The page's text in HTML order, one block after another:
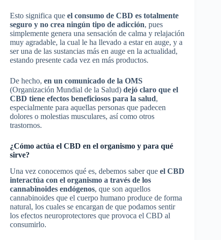
Esto significa que el consumo de CBD es totalmente
seguro y no crea ningún tipo de adicción, pues
simplemente genera una sensación de calma y relajación
muy agradable, la cual le ha llevado a estar en auge, y a
ser una de las sustancias más en auge en la actualidad,
estando presente cada vez en más productos.
De hecho, en un comunicado de la OMS
(Organización Mundial de la Salud) dejó claro que el
CBD tiene efectos beneficiosos para la salud,
especialmente para aquellas personas que padecen
dolores o molestias musculares, así como otros
trastornos.
¿Cómo actúa el CBD en el organismo y para qué
sirve?
Una vez conocemos qué es, debemos saber que el CBD
interactúa con el organismo a través de los
cannabinoides endógenos, que son aquellos
cannabinoides que el cuerpo humano produce de forma
natural, los cuales se encargan de que podamos sentir
los efectos neuroprotectores que provoca el CBD al
consumirlo.